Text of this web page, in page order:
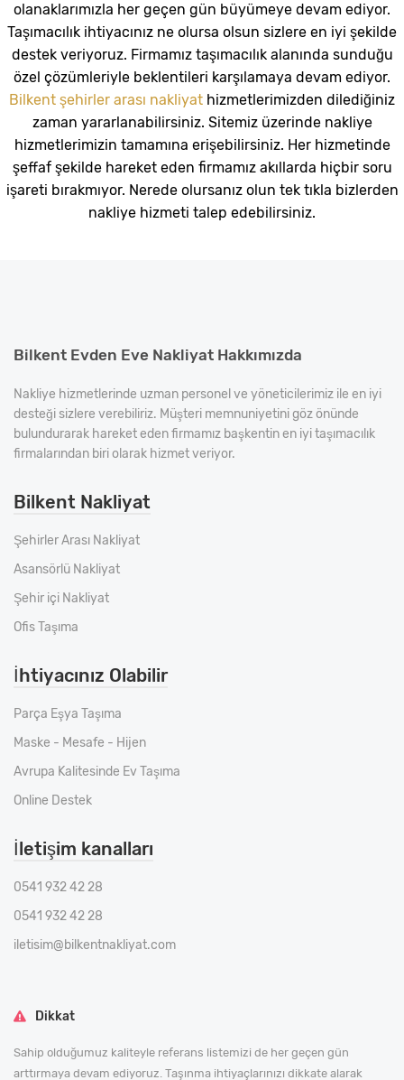
olanaklarımızla her geçen gün büyümeye devam ediyor.
Taşımacılık ihtiyacınız ne olursa olsun sizlere en iyi şekilde
destek veriyoruz. Firmamız taşımacılık alanında sunduğu
özel çözümleriyle beklentileri karşılamaya devam ediyor.
Bilkent şehirler arası nakliyat hizmetlerimizden dilediğiniz
zaman yararlanabilirsiniz. Sitemiz üzerinde nakliye
hizmetlerimizin tamamına erişebilirsiniz. Her hizmetinde
şeffaf şekilde hareket eden firmamız akıllarda hiçbir soru
işareti bırakmıyor. Nerede olursanız olun tek tıkla bizlerden
nakliye hizmeti talep edebilirsiniz.
Bilkent Evden Eve Nakliyat Hakkımızda
Nakliye hizmetlerinde uzman personel ve yöneticilerimiz ile en iyi
desteği sizlere verebiliriz. Müşteri memnuniyetini göz önünde
bulundurarak hareket eden firmamız başkentin en iyi taşımacılık
firmalarından biri olarak hizmet veriyor.
Bilkent Nakliyat
Şehirler Arası Nakliyat
Asansörlü Nakliyat
Şehir içi Nakliyat
Ofis Taşıma
İhtiyacınız Olabilir
Parça Eşya Taşıma
Maske - Mesafe - Hijen
Avrupa Kalitesinde Ev Taşıma
Online Destek
İletişim kanalları
0541 932 42 28
0541 932 42 28
iletisim@bilkentnakliyat.com
Dikkat
Sahip olduğumuz kaliteyle referans listemizi de her geçen gün
arttırmaya devam ediyoruz. Taşınma ihtiyaçlarınızı dikkate alarak